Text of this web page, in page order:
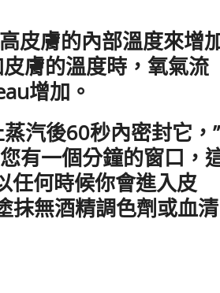
皮膚的內部溫度來增
膚的溫度時，氧氣流
增加。
汽後60秒內密封它，”
有一個分鐘的窗口，
任何時候你會進入皮
抹無酒精調色劑或血清